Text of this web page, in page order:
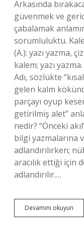
Arkasında
güvenmek ve
çabalamak
sorumluluktu.
(A.): yazı yazma,
kalem; yazı
Adı, sözlükte
gelen kalm
parçayı oyup
getirilmiş alet”
nedir? “Önceki
bilgi yazmalarına
adlandırılırken;
aracılık ettiği için
adlandırılır.…
Devamını okuyun
Neyi